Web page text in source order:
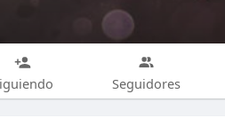
Seguidores